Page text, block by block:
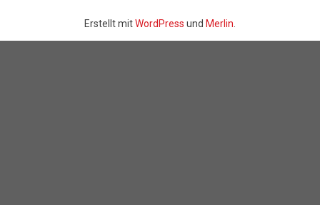
Erstellt mitWordPress und Merlin.